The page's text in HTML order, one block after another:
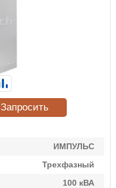
ИМПУЛЬС
Трехфазный
100 кВА
Запросить